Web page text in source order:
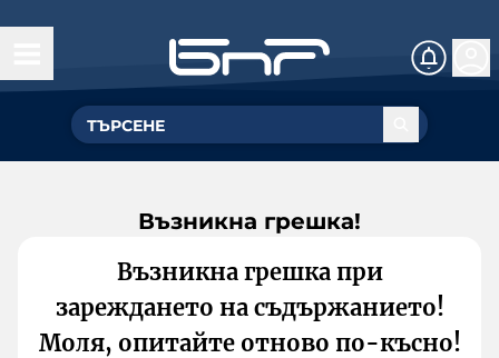
Възникна грешка!
Възникна грешка при
зареждането на съдържанието!
Моля, опитайте отново по-късно!